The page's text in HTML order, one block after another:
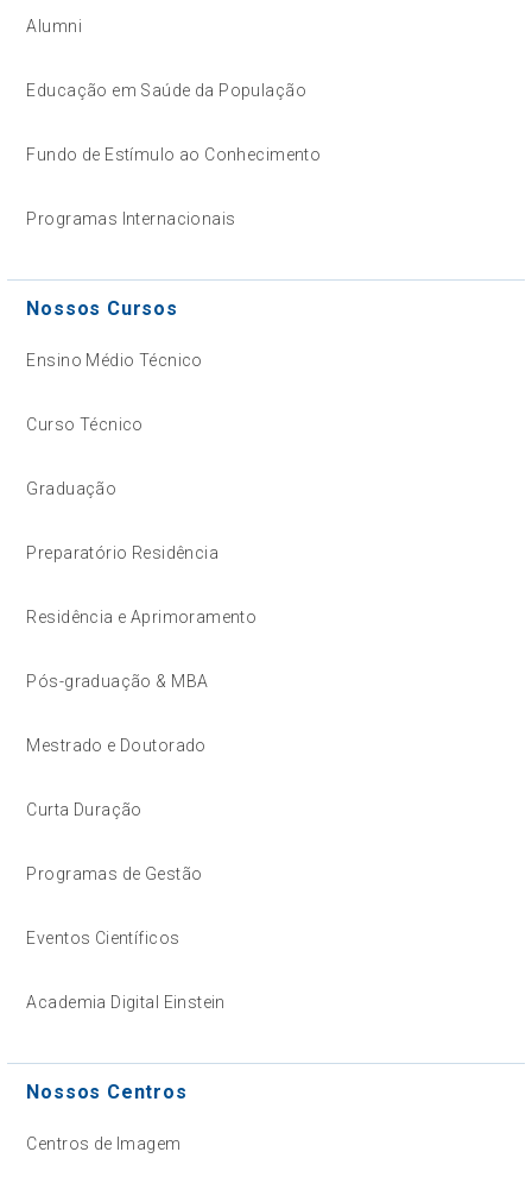
Alumni
Educação em Saúde da População
Fundo de Estímulo ao Conhecimento
Programas Internacionais
Nossos Cursos
Ensino Médio Técnico
Curso Técnico
Graduação
Preparatório Residência
Residência e Aprimoramento
Pós-graduação & MBA
Mestrado e Doutorado
Curta Duração
Programas de Gestão
Eventos Científicos
Academia Digital Einstein
Nossos Centros
Centros de Imagem